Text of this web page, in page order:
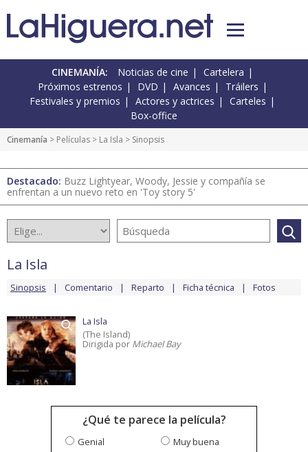
CINEMANÍA: Noticias de cine
Cartelera
Próximos estrenos
DVD Avances
Tráilers
Festivales y premios
Actores y actrices
Carteles
Box-office
Cinemanía > Películas > La Isla > Sinopsis
Destacado: Buzz Lightyear, Woody, Jessie y compañía se
enfrentan a un nuevo reto en 'Toy story 5'
La Isla
Sinopsis Comentario Reparto Ficha técnica Fotos
La Isla
(The Island)
Dirigida por Michael Bay
¿Qué te parece la película?
Genial
Muy buena